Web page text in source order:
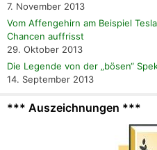
7. November 2013
Vom Affengehirn am Beispiel
Chancen auffrisst
29. Oktober 2013
Die Legende von der „bösen“
14. September 2013
*** Auszeichnungen ***